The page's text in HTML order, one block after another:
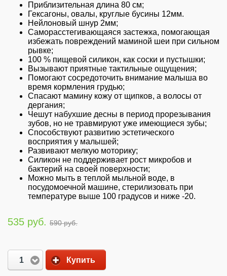
Приблизительная длина 80 см;
Гексагоны, овалы, круглые бусины 12мм.
Нейлоновый шнур 2мм;
Саморасстегивающаяся застежка, помогающая
избежать повреждений маминой шеи при сильном
рывке;
100 % пищевой силикон, как соски и пустышки;
Вызывают приятные тактильные ощущения;
Помогают сосредоточить внимание малыша во
время кормления грудью;
Спасают мамину кожу от щипков, а волосы от
дергания;
Чешут набухшие десны в период прорезывания
зубов, но не травмируют уже имеющиеся зубы;
Способствуют развитию эстетического
восприятия у малышей;
Развивают мелкую моторику;
Силикон не поддерживает рост микробов и
бактерий на своей поверхности;
Можно мыть в теплой мыльной воде, в
посудомоечной машине, стерилизовать при
температуре выше 100 градусов и ниже -20.
535 руб. 590 руб.
1 Купить